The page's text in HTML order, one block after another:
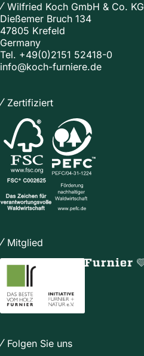
Wilfried Koch GmbH & Co. KG
Dießemer Bruch 134
47805 Krefeld
Germany
Tel. +49(0)2151 52418-0
info@koch-furniere.de
Zertifiziert
Mitglied
Folgen Sie uns